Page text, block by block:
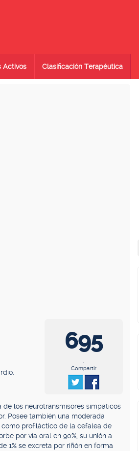
Activos Clasificación Terapéutica
695
.
Compartir
los neurotransmisores simpáticos
Posee también una moderada
profiláctico de la cefalea de
por vía oral en 90%, su unión a
1% se excreta por riñón en forma